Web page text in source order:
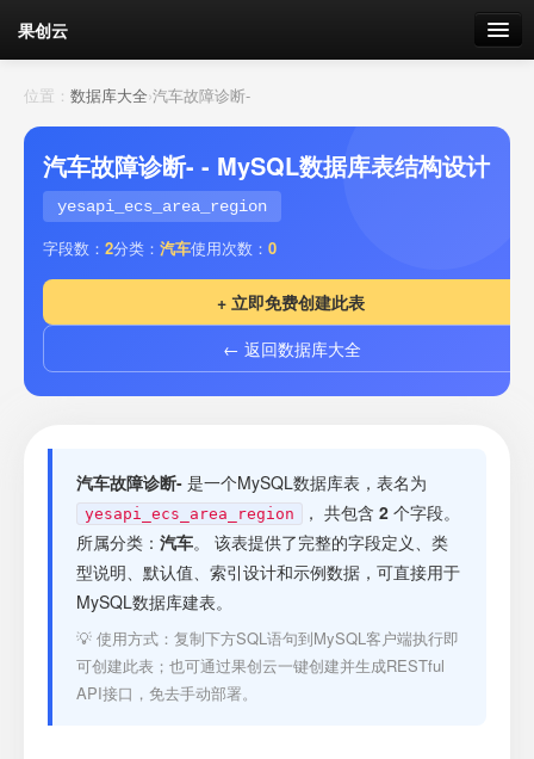
果创云
数据表单
API接口
云存储
我的
套餐 加流量
接口测试
位置： 数据库大全›汽车故障诊断-
汽车故障诊断- - MySQL数据库表结构设计
yesapi_ecs_area_region
字段数： 2分类： 汽车使用次数： 0
+ 立即免费创建此表
← 返回数据库大全
汽车故障诊断- 是一个MySQL数据库表，表名为
yesapi_ecs_area_region ， 共包含 2 个字段。
所属分类： 汽车。 该表提供了完整的字段定义、类
型说明、默认值、索引设计和示例数据，可直接用于
MySQL数据库建表。
💡 使用方式：复制下方SQL语句到MySQL客户端执行即
可创建此表；也可通过果创云一键创建并生成RESTful
API接口，免去手动部署。